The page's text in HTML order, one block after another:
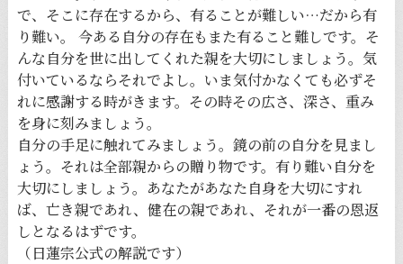
で、そこに存在するから、有ることが難しい…だから有
り難い。 今ある自分の存在もまた有ること難しです。そ
んな自分を世に出してくれた親を大切にしましょう。気
付いているならそれでよし。いま気付かなくても必ずそ
れに感謝する時がきます。その時その広さ、深さ、重み
を身に刻みましょう。
自分の手足に触れてみましょう。鏡の前の自分を見まし
ょう。それは全部親からの贈り物です。有り難い自分を
大切にしましょう。あなたがあなた自身を大切にすれ
ば、亡き親であれ、健在の親であれ、それが一番の恩返
しとなるはずです。
（日蓮宗公式の解説です）